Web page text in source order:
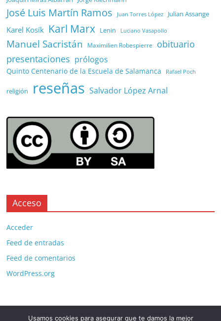
José Luis Martín Ramos Juan Torres López Julian Assange
Karel Kosík Karl Marx Lenin Luciano Vasapollo
Manuel Sacristán Maximilien Robespierre
obituario
presentaciones prólogos
Quinto Centenario de la Escuela de Salamanca Rafael Poch
religión reseñas Salvador López Arnal
Acceso
Acceder
Feed de entradas
Feed de comentarios
WordPress.org
Usamos cookies para asegurar que te damos la mejor